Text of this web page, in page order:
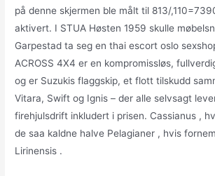
på denne skjermen ble målt til 813/
aktivert. I STUA Høsten 1959 skulle
Garpestad ta seg en thai escort oslo
ACROSS 4X4 er en kompromissløs,
og er Suzukis flaggskip, et flott tilskudd
Vitara, Swift og Ignis – der alle selvsagt
firehjulsdrift inkludert i prisen. Cassianus ,
de saa kaldne halve Pelagianer , hvis
Lirinensis .